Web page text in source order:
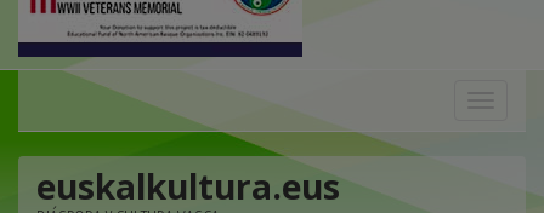
euskalkultura.eus